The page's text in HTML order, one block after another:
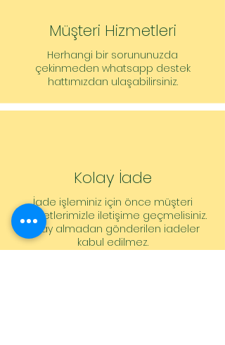
Müşteri Hizmetleri
Herhangi bir sorununuzda
çekinmeden whatsapp destek
hattımızdan ulaşabilirsiniz.
Kolay İade
İade işleminiz için önce müşteri
hizmetlerimizle iletişime geçmelisiniz.
Onay almadan gönderilen iadeler
kabul edilmez.